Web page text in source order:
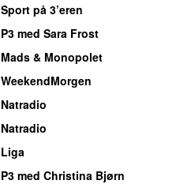
Sport på 3’eren
P3 med Sara Frost
Mads & Monopolet
WeekendMorgen
Natradio
Natradio
Liga
P3 med Christina Bjørn